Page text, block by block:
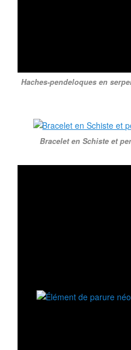
Haches-pendeloques en
Bracelet en Schiste et